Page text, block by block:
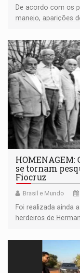
De acordo com os
manejo, aparições
se tornam
Fiocruz
Brasil e Mundo
Foi realizada ainda
herdeiros de